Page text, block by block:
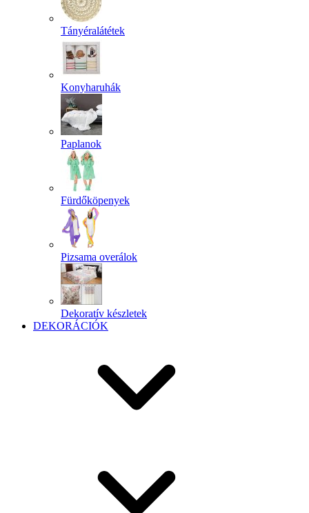
Tányéralátétek
Konyharuhák
Paplanok
Fürdőköpenyek
Pizsama overálok
Dekoratív készletek
DEKORÁCIÓK